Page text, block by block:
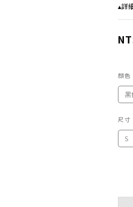
▴詳
顏色
黑
尺寸
S